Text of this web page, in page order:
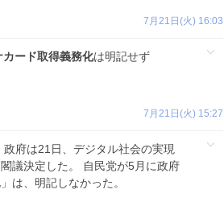
7月21日(火) 16:03
カード取得義務化は明記せず
7月21日(火) 15:27
府は21日、デジタル社会の実現
議決定した。 自民党が5月に政府
は、明記しなかった。